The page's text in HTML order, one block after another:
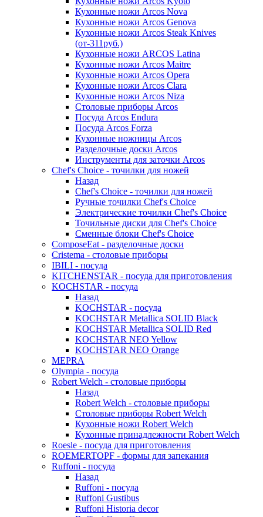
Кухонные ножи Arcos Nova
Кухонные ножи Arcos Genova
Кухонные ножи Arcos Steak Knives
(от-311руб.)
Кухонные ножи ARCOS Latina
Кухонные ножи Arcos Maitre
Кухонные ножи Arcos Opera
Кухонные ножи Arcos Clara
Кухонные ножи Arcos Niza
Столовые приборы Arcos
Посуда Arcos Endura
Посуда Arcos Forza
Кухонные ножницы Arcos
Разделочные доски Arcos
Инструменты для заточки Arcos
Chef's Choice - точилки для ножей
Назад
Chef's Choice - точилки для ножей
Ручные точилки Chef's Choice
Электрические точилки Chef's Choice
Точильные диски для Chef's Choice
Сменные блоки Chef's Choice
ComposeEat - разделочные доски
Cristema - столовые приборы
IBILI - посуда
KITCHENSTAR - посуда для приготовления
KOCHSTAR - посуда
Назад
KOCHSTAR - посуда
KOCHSTAR Metallica SOLID Black
KOCHSTAR Metallica SOLID Red
KOCHSTAR NEO Yellow
KOCHSTAR NEO Orange
MEPRA
Olympia - посуда
Robert Welch - столовые приборы
Назад
Robert Welch - столовые приборы
Столовые приборы Robert Welch
Кухонные ножи Robert Welch
Кухонные принадлежности Robert Welch
Roesle - посуда для приготовления
ROEMERTOPF - формы для запекания
Ruffoni - посуда
Назад
Ruffoni - посуда
Ruffoni Gustibus
Ruffoni Historia decor